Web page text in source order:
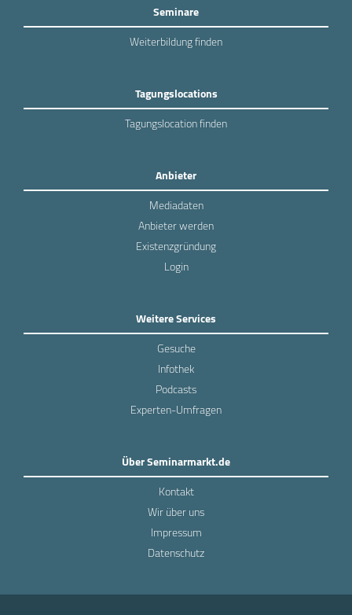
Seminare
Weiterbildung finden
Tagungslocations
Tagungslocation finden
Anbieter
Mediadaten
Anbieter werden
Existenzgründung
Login
Weitere Services
Gesuche
Infothek
Podcasts
Experten-Umfragen
Über Seminarmarkt.de
Kontakt
Wir über uns
Impressum
Datenschutz